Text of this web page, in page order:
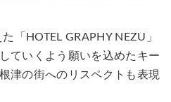
「HOTEL GRAPHY NEZU」
ていくよう願いを込めたキー
津の街へのリスペクトも表現